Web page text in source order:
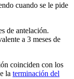
cuando se le pide
de antelación.
a 3 meses de
coinciden con los
la terminación del